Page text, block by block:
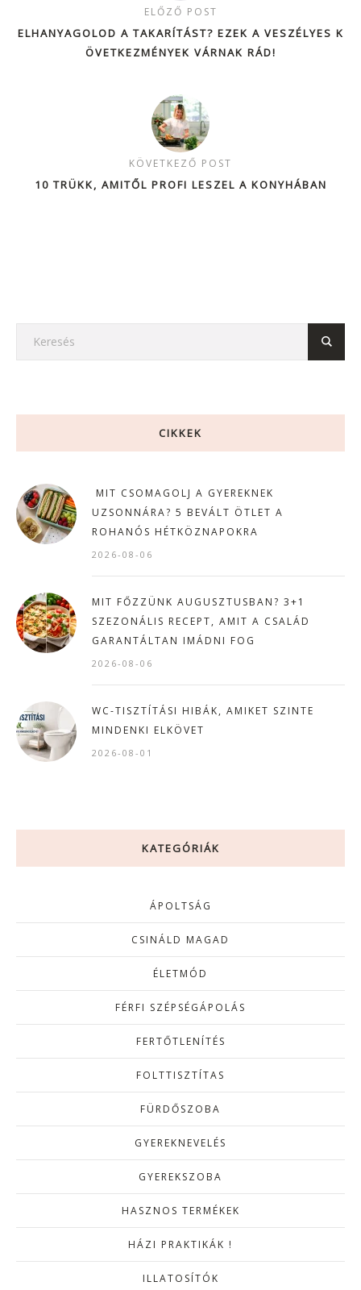
ELŐZŐ POST
ELHANYAGOLOD A TAKARÍTÁST? EZEK A VESZÉLYES K
ÖVETKEZMÉNYEK VÁRNAK RÁD!
KÖVETKEZŐ POST
10 TRÜKK, AMITŐL PROFI LESZEL A KONYHÁBAN
CIKKEK
MIT CSOMAGOLJ A GYEREKNEK
UZSONNÁRA? 5 BEVÁLT ÖTLET A
ROHANÓS HÉTKÖZNAPOKRA
2026-08-06
MIT FŐZZÜNK AUGUSZTUSBAN? 3+1
SZEZONÁLIS RECEPT, AMIT A CSALÁD
GARANTÁLTAN IMÁDNI FOG
2026-08-06
WC-TISZTÍTÁSI HIBÁK, AMIKET SZINTE
MINDENKI ELKÖVET
2026-08-01
KATEGÓRIÁK
ÁPOLTSÁG
CSINÁLD MAGAD
ÉLETMÓD
FÉRFI SZÉPSÉGÁPOLÁS
FERTŐTLENÍTÉS
FOLTTISZTÍTAS
FÜRDŐSZOBA
GYEREKNEVELÉS
GYEREKSZOBA
HASZNOS TERMÉKEK
HÁZI PRAKTIKÁK !
ILLATOSÍTÓK